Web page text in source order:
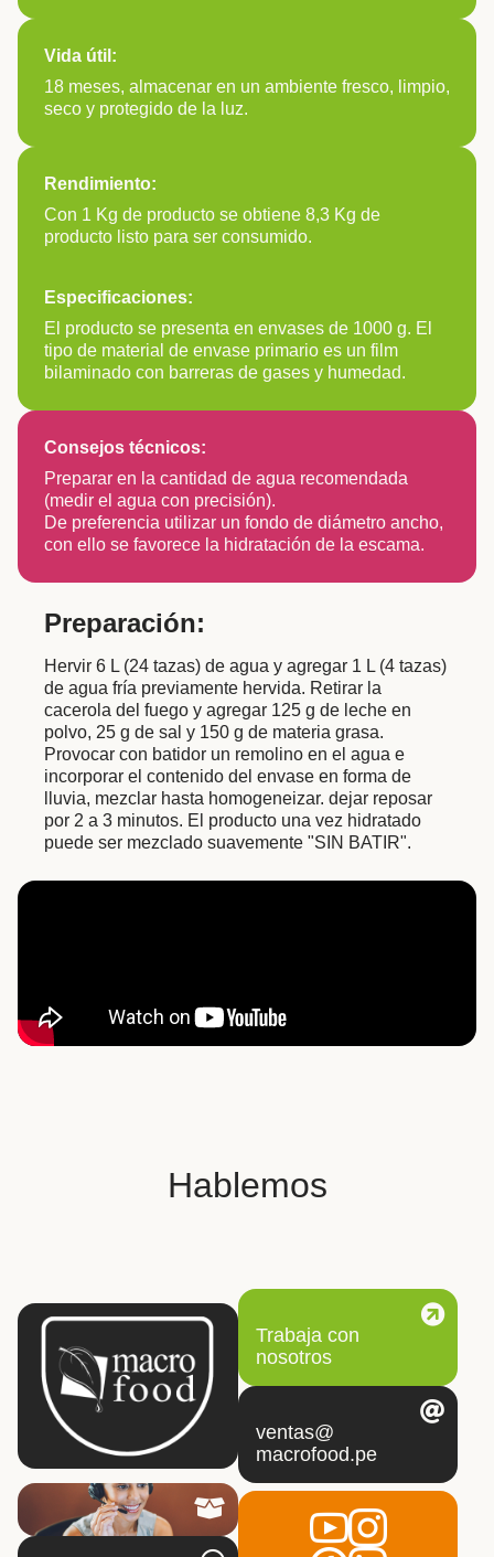
Vida útil:
18 meses, almacenar en un ambiente fresco, limpio,
seco y protegido de la luz.
Rendimiento:
Con 1 Kg de producto se obtiene 8,3 Kg de
producto listo para ser consumido.
Especificaciones:
El producto se presenta en envases de 1000 g. El
tipo de material de envase primario es un film
bilaminado con barreras de gases y humedad.
Consejos técnicos:
Preparar en la cantidad de agua recomendada
(medir el agua con precisión).
De preferencia utilizar un fondo de diámetro ancho,
con ello se favorece la hidratación de la escama.
Preparación:
Hervir 6 L (24 tazas) de agua y agregar 1 L (4 tazas)
de agua fría previamente hervida. Retirar la
cacerola del fuego y agregar 125 g de leche en
polvo, 25 g de sal y 150 g de materia grasa.
Provocar con batidor un remolino en el agua e
incorporar el contenido del envase en forma de
lluvia, mezclar hasta homogeneizar. dejar reposar
por 2 a 3 minutos. El producto una vez hidratado
puede ser mezclado suavemente "SIN BATIR".
Hablemos
Trabaja con
nosotros
ventas@
macrofood.pe